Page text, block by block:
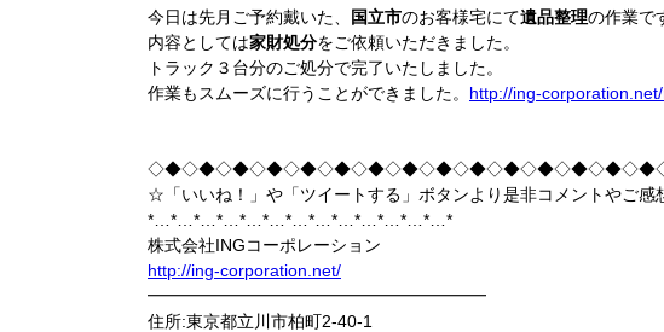
今日は先月ご予約戴いた、 国立市のお客様宅にて遺品整理の作業で
内容としては家財処分をご依頼いただきました。
トラック３台分のご処分で完了いたしました。
作業もスムーズに行うことができました。 http://ing-
☆「いいね！」や「ツイートする」ボタンより是非コメントやご
*…*…*…*…*…*…*…*…*…*…*…*…*…*
株式会社INGコーポレーション
http://ing-corporation.net/
━━━━━━━━━━━━━━━━━━━━
住所:東京都立川市柏町2-40-1